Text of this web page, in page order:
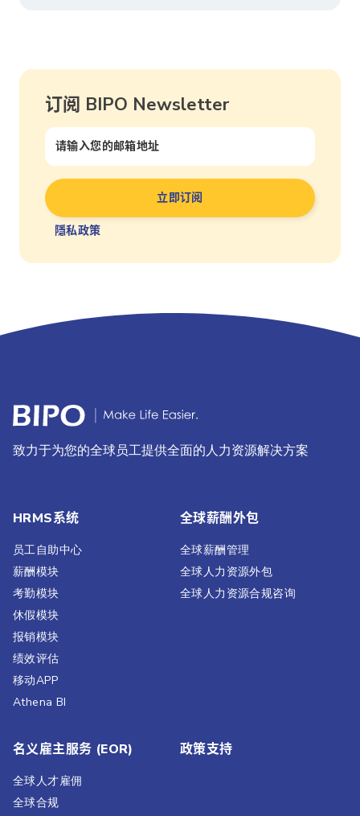
订阅 BIPO Newsletter
隱私政策
致力于为您的全球员工提供全面的人力资源解决方案
HRMS系统
员工自助中心
薪酬模块
考勤模块
休假模块
报销模块
绩效评估​
移动APP
Athena BI
全球薪酬外包
全球薪酬管理
全球人力资源外包
全球人力资源合规咨询
名义雇主服务 (EOR)
全球人才雇佣
全球合规
政策支持